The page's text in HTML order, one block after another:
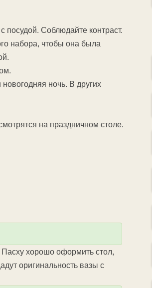
посудой. Соблюдайте контраст.
набора, чтобы она была
ночь. В других
на праздничном столе.
Пасху хорошо оформить стол,
оригинальность вазы с